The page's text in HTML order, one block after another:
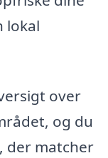
lokal
over
og du
der matcher